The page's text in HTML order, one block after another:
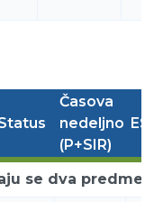
Časova
nedeljno
(P+SIR)
se dva predmeta)